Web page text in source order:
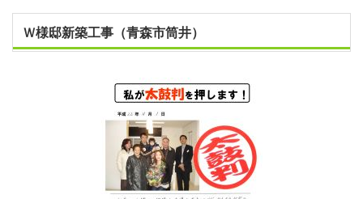
Ｗ様邸新築工事（青森市筒井）